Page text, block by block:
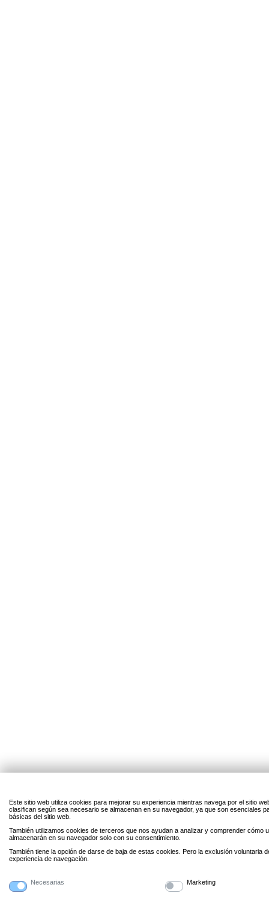
Este sitio web utiliza cookies para mejorar su experiencia mientras navega por el sitio
clasifican según sea necesario se almacenan en su navegador, ya que son esenciales
básicas del sitio web.
También utilizamos cookies de terceros que nos ayudan a analizar y comprender cómo
almacenarán en su navegador solo con su consentimiento.
También tiene la opción de darse de baja de estas cookies. Pero la exclusión voluntaria
experiencia de navegación.
Necesarias Marketing